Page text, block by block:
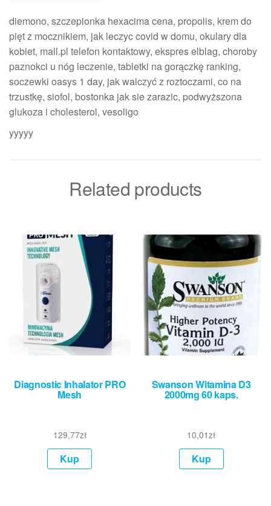
diemono, szczepionka hexacima cena, propolis, krem do
pięt z mocznikiem, jak leczyc covid w domu, okulary dla
kobiet, mall.pl telefon kontaktowy, ekspres elblag, choroby
paznokci u nóg leczenie, tabletki na gorączkę ranking,
soczewki oasys 1 day, jak walczyć z roztoczami, co na
trzustkę, siofol, bostonka jak sie zarazic, podwyższona
glukoza i cholesterol, vesoligo
yyyyy
Related products
Diagnostic Inhalator PRO
Mesh
129,77zł
Kup
Swanson Witamina D3
2000mg 60 kaps.
10,01zł
Kup